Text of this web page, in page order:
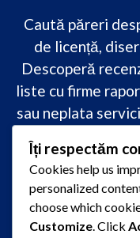
Caută păreri
de licență,
Descoperă
liste cu firme
sau neplata
academicădoar
comandă
lucrare licență
Îți respectăm
Cookies help us
personalized
choose which
Customize . Click